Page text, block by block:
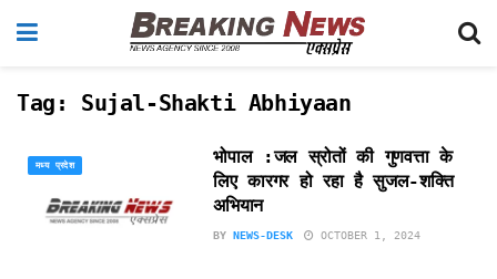
Tag: Sujal-Shakti Abhiyaan
मध्य प्रदेश
भोपाल :जल स्रोतों की गुणवत्ता के
लिए कारगर हो रहा है सुजल-शक्ति
अभियान
BY NEWS-DESK OCTOBER 1, 2024